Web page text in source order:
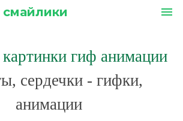
menu
гиф анимации
сердечки - гифки,
анимации